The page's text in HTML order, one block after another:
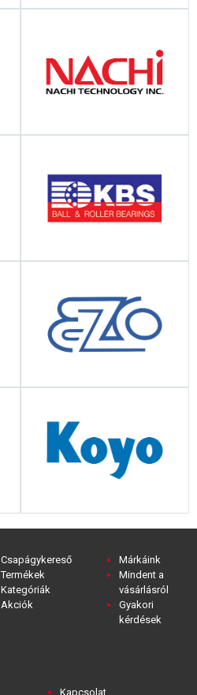
Csapágykereső
Termékek
Kategóriák
Akciók
Márkáink
Mindent a
vásárlásról
Gyakori
kérdések
Kapcsolat